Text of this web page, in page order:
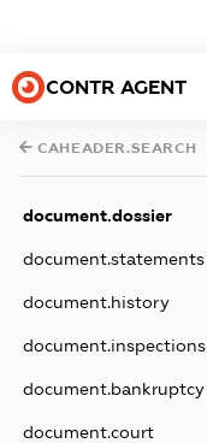
CONTR AGENT
CAHEADER.SEARCH
document.dossier
document.statements
document.history
document.inspections
document.bankruptcy
document.court